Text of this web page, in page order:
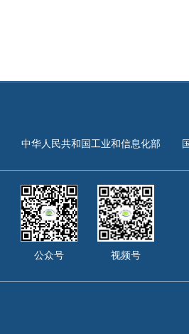
中华人民共和国工业和信息化部
公众号 视频号